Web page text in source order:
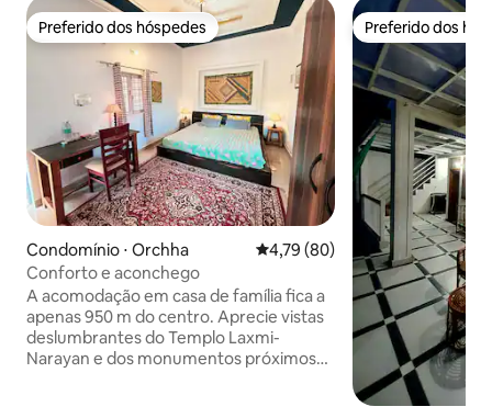
Preferido dos hóspedes
Preferido dos hóspedes
Condomínio ⋅ Orchha 4,79 de uma avaliação média
4,79 (80)
Conforto e aconchego
A acomodação em casa de família fica a
apenas 950 m do centro. Aprecie vistas
deslumbrantes do Templo Laxmi-
Narayan e dos monumentos próximos
Preferido dos
Preferido dos